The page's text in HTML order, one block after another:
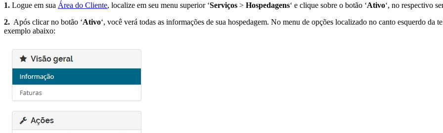
1. Logue em sua Área do Cliente, localize em seu menu superior ‘Serviços > Hospedagens‘ e clique sobre o botão ‘Ativo‘, no respectivo
2. Após clicar no botão ‘Ativo‘, você verá todas as informações de sua hospedagem. No menu de opções localizado no canto esquerdo da
exemplo abaixo: